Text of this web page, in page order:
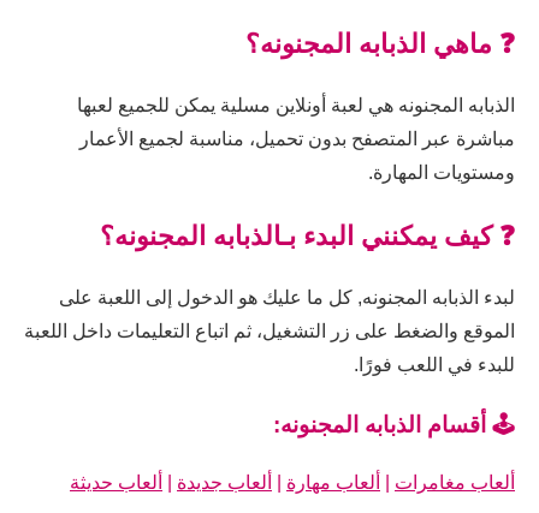
❓ ماهي الذبابه المجنونه؟
الذبابه المجنونه هي لعبة أونلاين مسلية يمكن للجميع لعبها
مباشرة عبر المتصفح بدون تحميل، مناسبة لجميع الأعمار
ومستويات المهارة.
❓ كيف يمكنني البدء بـالذبابه المجنونه؟
لبدء الذبابه المجنونه, كل ما عليك هو الدخول إلى اللعبة على
الموقع والضغط على زر التشغيل، ثم اتباع التعليمات داخل اللعبة
للبدء في اللعب فورًا.
🕹️ أقسام الذبابه المجنونه:
ألعاب مغامرات ألعاب مهارة ألعاب جديدة ألعاب حديثة